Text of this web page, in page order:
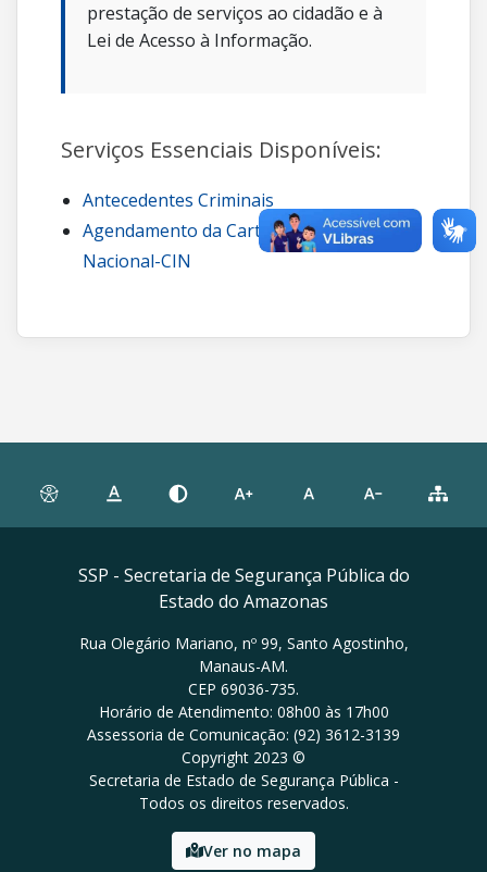
prestação de serviços ao cidadão e à
Lei de Acesso à Informação.
Serviços Essenciais Disponíveis:
Antecedentes Criminais
Agendamento da Carteira de Identidade
Nacional-CIN
SSP - Secretaria de Segurança Pública do
Estado do Amazonas
Rua Olegário Mariano, nº 99, Santo Agostinho,
Manaus-AM.
CEP 69036-735.
Horário de Atendimento: 08h00 às 17h00
Assessoria de Comunicação: (92) 3612-3139
Copyright 2023 ©
Secretaria de Estado de Segurança Pública -
Todos os direitos reservados.
Ver no mapa